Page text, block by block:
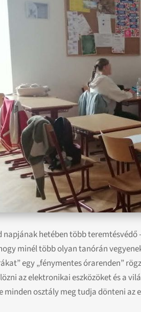
napjának hetében több
minél több olyan tanórán
egy „fénymentes órarenden”
az elektronikai eszközöket és a
minden osztály meg tudja dönteni az